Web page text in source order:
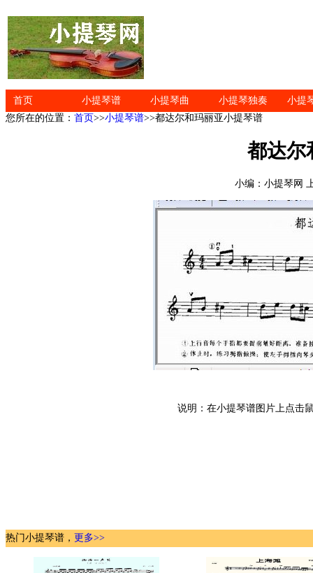
首页 小提琴谱 小提琴曲 小提琴独奏
小提
您所在的位置： 首页>>小提琴谱>>都达尔和玛丽亚小提琴谱
都达尔
小编：小提琴网
说明：在小提琴谱图片上点击
热门小提琴谱， 更多>>